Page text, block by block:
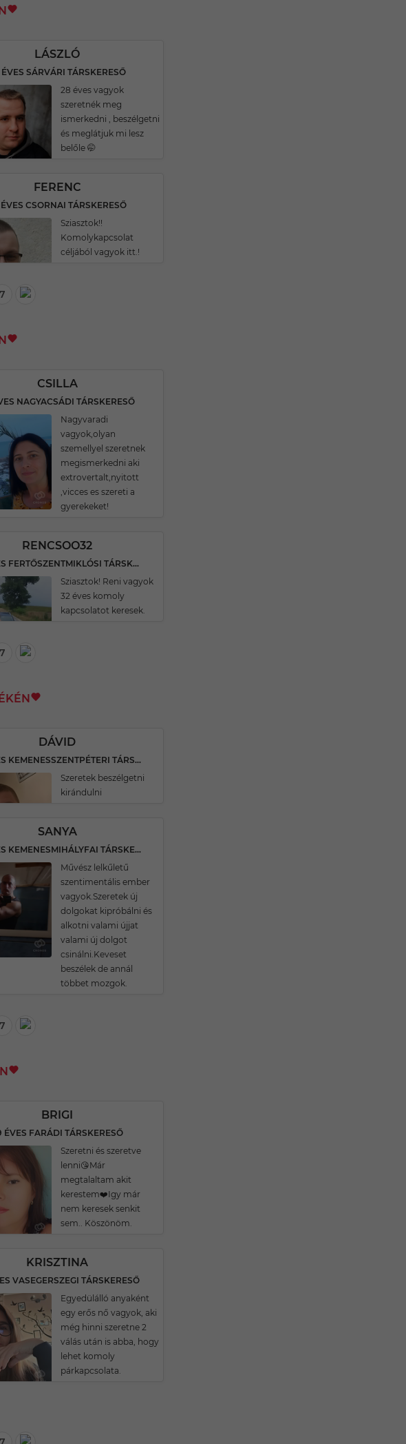
LÁSZLÓ
SÁRVÁRI TÁRSKERESŐ
28 éves vagyok
szeretnék meg
ismerkedni , beszélgetni
és meglátjuk mi lesz
belőle 🤭
FERENC
CSORNAI TÁRSKERESŐ
Sziasztok!!
Komolykapcsolat
céljából vagyok itt.!
7
CSILLA
NAGYACSÁDI TÁRSKERESŐ
Nagyvaradi
vagyok,olyan
szemellyel szeretnek
megismerkedni aki
extrovertalt,nyitott
,vicces es szereti a
gyerekeket!
RENCSOO32
32 ÉVES FERTŐSZENTMIKLÓSI TÁRSKERESŐ
Sziasztok! Reni vagyok
32 éves komoly
kapcsolatot keresek.
7
DÁVID
32 ÉVES KEMENESSZENTPÉTERI TÁRSKERESŐ
Szeretek beszélgetni
kirándulni
SANYA
33 ÉVES KEMENESMIHÁLYFAI TÁRSKERESŐ
Művész lelkűletű
szentimentális ember
vagyok.Szeretek új
dolgokat kipróbálni és
alkotni valami újjat
valami új dolgot
csinálni.Keveset
beszélek de annál
többet mozgok.
7
BRIGI
ÉVES FARÁDI TÁRSKERESŐ
Szeretni és szeretve
lenni😘Már
megtalaltam akit
kerestem❤️Igy már
nem keresek senkit
sem.. Köszönöm.
KRISZTINA
VASEGERSZEGI TÁRSKERESŐ
Egyedülálló anyaként
egy erős nő vagyok, aki
még hinni szeretne 2
válás után is abba, hogy
lehet komoly
párkapcsolata.